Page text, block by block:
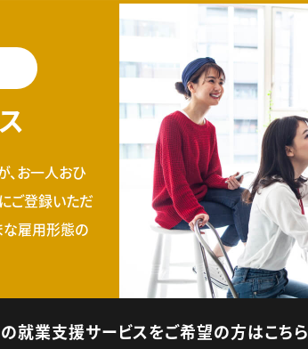
、お一人おひ
ご登録いただ
な雇用形態の
就業支援サービスをご希望の方はこちら